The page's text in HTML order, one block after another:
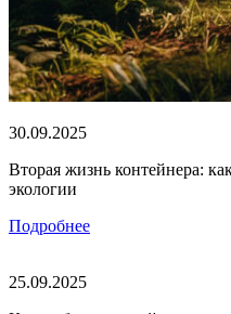
30.09.2025
Вторая жизнь контейнера:
экологии
Подробнее
25.09.2025